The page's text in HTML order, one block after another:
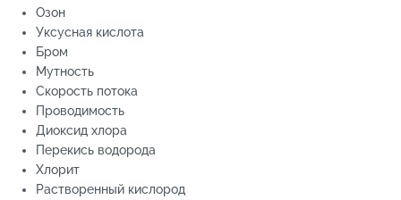
Озон
Уксусная кислота
Бром
Мутность
Скорость потока
Проводимость
Диоксид хлора
Перекись водорода
Хлорит
Растворенный кислород